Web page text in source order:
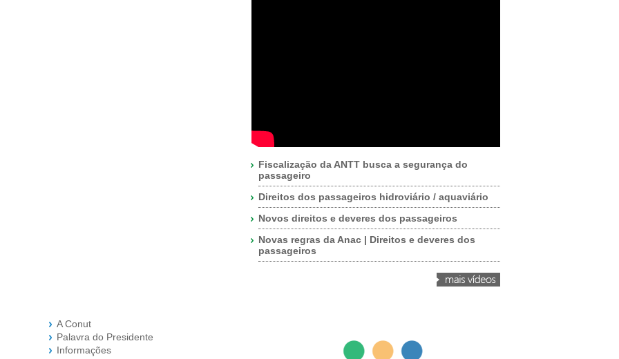
Fiscalização da ANTT busca a segurança do
passageiro
Direitos dos passageiros hidroviário / aquaviário
Novos direitos e deveres dos passageiros
Novas regras da Anac | Direitos e deveres dos
passageiros
A Conut
Palavra do Presidente
Informações